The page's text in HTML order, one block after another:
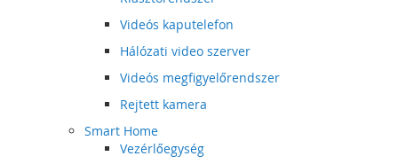
Videós kaputelefon
Hálózati video szerver
Videós megfigyelőrendszer
Rejtett kamera
Smart Home
Vezérlőegység